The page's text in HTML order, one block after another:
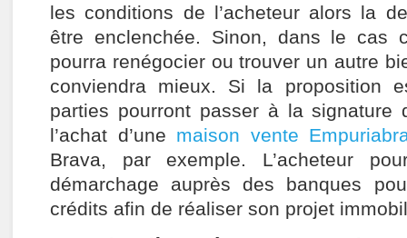
les conditions de l’acheteur alors la
être enclenchée. Sinon, dans le cas
pourra renégocier ou trouver un autre
conviendra mieux. Si la proposition
parties pourront passer à la signature
l’achat d’une maison vente
Brava, par exemple. L’acheteur
démarchage auprès des banques
crédits afin de réaliser son projet